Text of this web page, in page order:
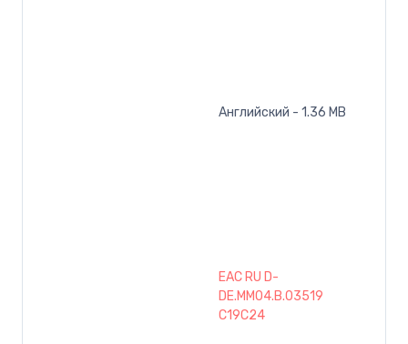
Английский - 1.36 MB
EAC RU D-
DE.MM04.B.03519
C19C24